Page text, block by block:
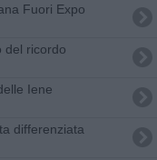
Fuori Expo
del ricordo
Iene
differenziata